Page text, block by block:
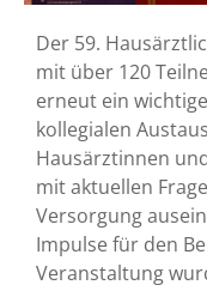
Der 59.
mit über 120
erneut ein
kollegialen
Hausärztinnen
mit aktuellen
Versorgung
Impulse für den
Veranstaltung